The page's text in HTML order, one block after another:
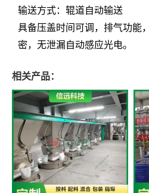
输送方式：辊道自动输送
具备压盖时间可调，排气功能
密，无泄漏自动感应光电。
相关产品：